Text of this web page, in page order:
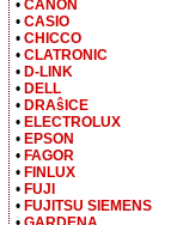
• CANON
• CASIO
• CHICCO
• CLATRONIC
• D-LINK
• DELL
• DRAŝICE
• ELECTROLUX
• EPSON
• FAGOR
• FINLUX
• FUJI
• FUJITSU SIEMENS